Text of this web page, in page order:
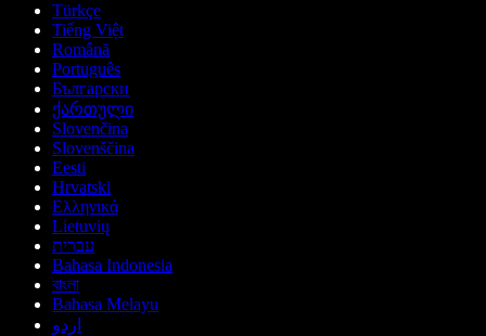
Türkçe
Tiếng Việt
Română
Português
Български
ქართული
Slovenčina
Slovenščina
Eesti
Hrvatski
Ελληνικά
Lietuvių
עברית
Bahasa Indonesia
বাংলা
Bahasa Melayu
اردو